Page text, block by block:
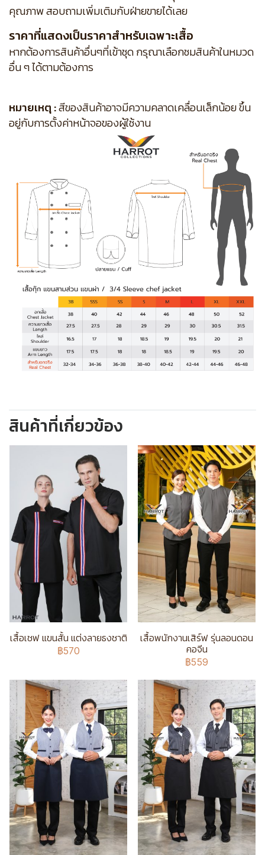
คุณภาพ สอบถามเพิ่มเติมกับฝ่ายขายได้เลย
ราคาที่แสดงเป็นราคาสำหรับเฉพาะเสื้อ
หากต้องการสินค้าอื่นๆที่เข้าชุด กรุณาเลือกชมสินค้าในหมวด
อื่น ๆ ได้ตามต้องการ
หมายเหตุ :สีของสินค้าอาจมีความคลาดเคลื่อนเล็กน้อย ขึ้น
อยู่กับการตั้งค่าหน้าจอของผู้ใช้งาน
สินค้าที่เกี่ยวข้อง
เสื้อเชฟ แขนสั้น แต่งลายธงชาติ
฿570
เสื้อพนักงานเสิร์ฟ รุ่นลอนดอน
คอจีน
฿559